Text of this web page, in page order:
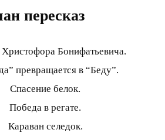
пересказ
Христофора Бонифатьевича.
превращается в “Беду”.
Спасение белок.
Победа в регате.
Караван селедок.